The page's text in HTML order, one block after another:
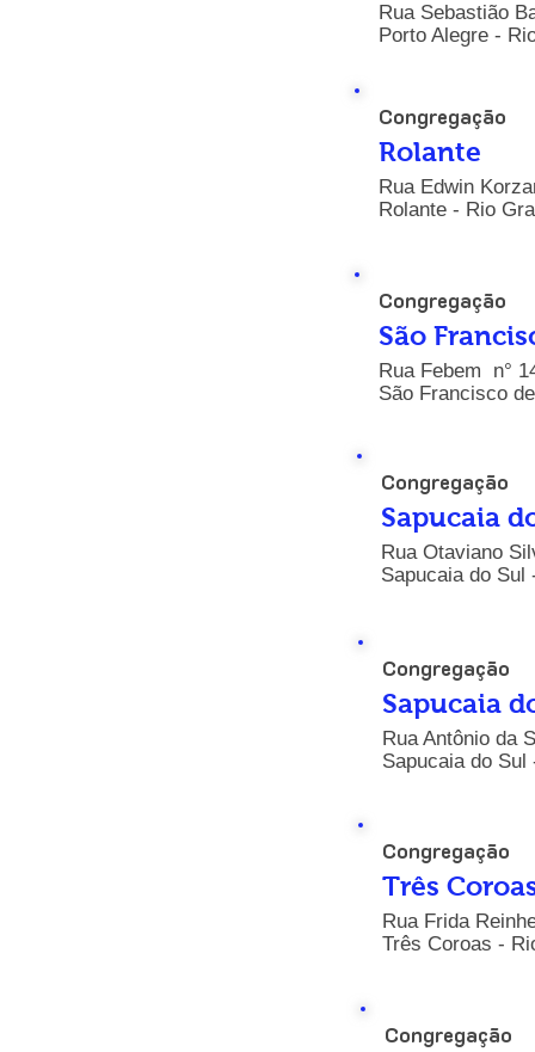
Rua Sebastião
Porto Alegre -
Congregação
Rolante
Rua Edwin
Rolante - Rio
Congregação
São
Rua Febem n°
São Francisco
Congregação
Sapucaia
Rua Otaviano
Sapucaia do Sul
Congregação
Sapucaia
Rua Antônio da
Sapucaia do
Congregação
Três
Rua Frida
Três Coroas -
Congregação